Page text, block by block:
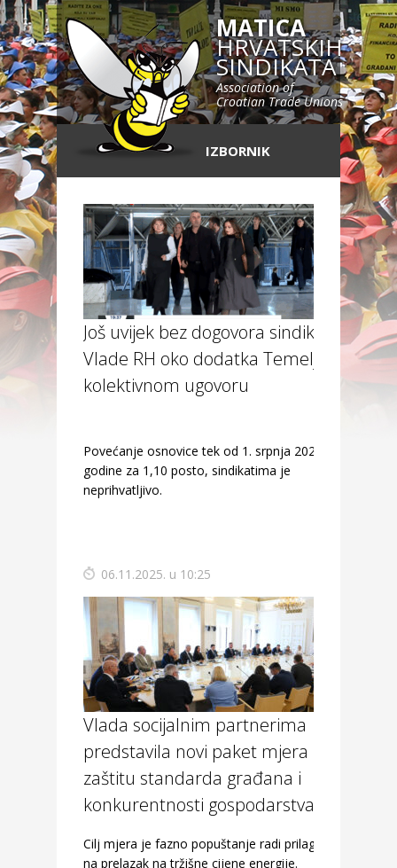
MATICA
HRVATSKIH
SINDIKATA
Association of
Croatian Trade Unions
IZBORNIK
Još uvijek bez dogovora sindikata i
Vlade RH oko dodatka Temeljnom
kolektivnom ugovoru
Povećanje osnovice tek od 1. srpnja 2026.
godine za 1,10 posto, sindikatima je
neprihvatljivo.
06.11.2025. u 10:25
Vlada socijalnim partnerima
predstavila novi paket mjera za
zaštitu standarda građana i
konkurentnosti gospodarstva
Cilj mjera je fazno popuštanje radi prilagodbe
na prelazak na tržišne cijene energije.